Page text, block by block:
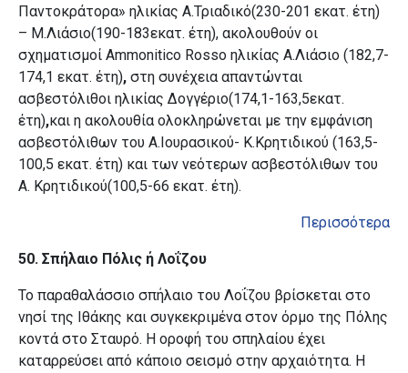
Παντοκράτορα» ηλικίας Α.Τριαδικό(230-201 εκατ. έτη)
– Μ.Λιάσιο(190-183εκατ. έτη), ακολουθούν οι
σχηματισμοί Ammonitico Rosso ηλικίας Α.Λιάσιο (182,7-
174,1 εκατ. έτη), στη συνέχεια απαντώνται
ασβεστόλιθοι ηλικίας Δογγέριο(174,1-163,5εκατ.
έτη),και η ακολουθία ολοκληρώνεται με την εμφάνιση
ασβεστόλιθων του Α.Ιουρασικού- Κ.Κρητιδικού (163,5-
100,5 εκατ. έτη) και των νεότερων ασβεστόλιθων του
Α. Κρητιδικού(100,5-66 εκατ. έτη).
Περισσότερα
50. Σπήλαιο Πόλις ή Λοΐζου
Το παραθαλάσσιο σπήλαιο του Λοΐζου βρίσκεται στο
νησί της Ιθάκης και συγκεκριμένα στον όρμο της Πόλης
κοντά στο Σταυρό. Η οροφή του σπηλαίου έχει
καταρρεύσει από κάποιο σεισμό στην αρχαιότητα. Η